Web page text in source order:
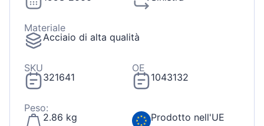
Materiale
Acciaio di alta qualità
SKU
321641
OE
1043132
Peso:
2.86 kg
Prodotto nell'UE